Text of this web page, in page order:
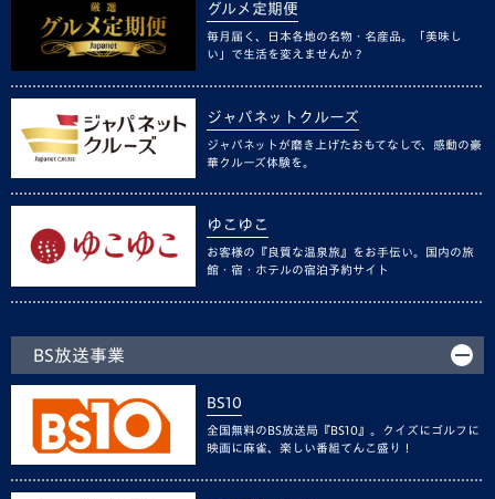
グルメ定期便
毎月届く、日本各地の名物・名産品。「美味し
い」で生活を変えませんか？
ジャパネットクルーズ
ジャパネットが磨き上げたおもてなしで、感動の豪
華クルーズ体験を。
ゆこゆこ
お客様の『良質な温泉旅』をお手伝い。国内の旅
館・宿・ホテルの宿泊予約サイト
BS放送事業
BS10
全国無料のBS放送局『BS10』。クイズにゴルフに
映画に麻雀、楽しい番組てんこ盛り！